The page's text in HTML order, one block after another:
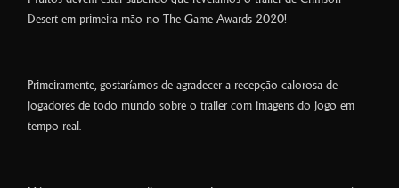
Desert em primeira mão no The Game Awards 2020!
Primeiramente, gostaríamos de agradecer a recepção calorosa de
jogadores de todo mundo sobre o trailer com imagens do jogo em
tempo real.